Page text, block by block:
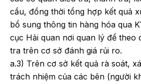
cầu, đồng thời tổng hợp kết quả
bổ sung thông tin hàng hóa qua
cục Hải quan nơi quan lý để theo
tra trên cơ sở đánh giá rủi ro.
a.3) Trên cơ sở kết quả rà soát,
trách nhiệm của các bên (người